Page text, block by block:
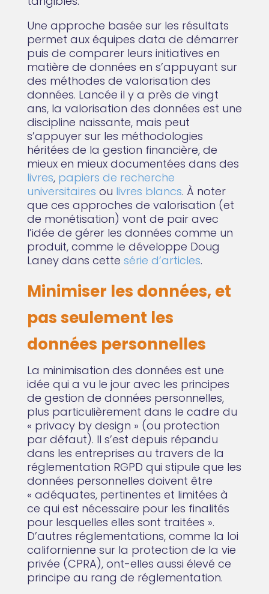
Une approche basée sur les résultats
permet aux équipes data de démarrer
puis de comparer leurs initiatives en
matière de données en s’appuyant sur
des méthodes de valorisation des
données. Lancée il y a près de vingt
ans, la valorisation des données est une
discipline naissante, mais peut
s’appuyer sur les méthodologies
héritées de la gestion financière, de
mieux en mieux documentées dans des
livres, papiers de recherche
universitaires ou livres blancs. À noter
que ces approches de valorisation (et
de monétisation) vont de pair avec
l’idée de gérer les données comme un
produit, comme le développe Doug
Laney dans cette série d’articles.
Minimiser les données, et
pas seulement les
données personnelles
La minimisation des données est une
idée qui a vu le jour avec les principes
de gestion de données personnelles,
plus particulièrement dans le cadre du
« privacy by design » (ou protection
par défaut). Il s’est depuis répandu
dans les entreprises au travers de la
réglementation RGPD qui stipule que les
données personnelles doivent être
« adéquates, pertinentes et limitées à
ce qui est nécessaire pour les finalités
pour lesquelles elles sont traitées ».
D’autres réglementations, comme la loi
californienne sur la protection de la vie
privée (CPRA), ont-elles aussi élevé ce
principe au rang de réglementation.